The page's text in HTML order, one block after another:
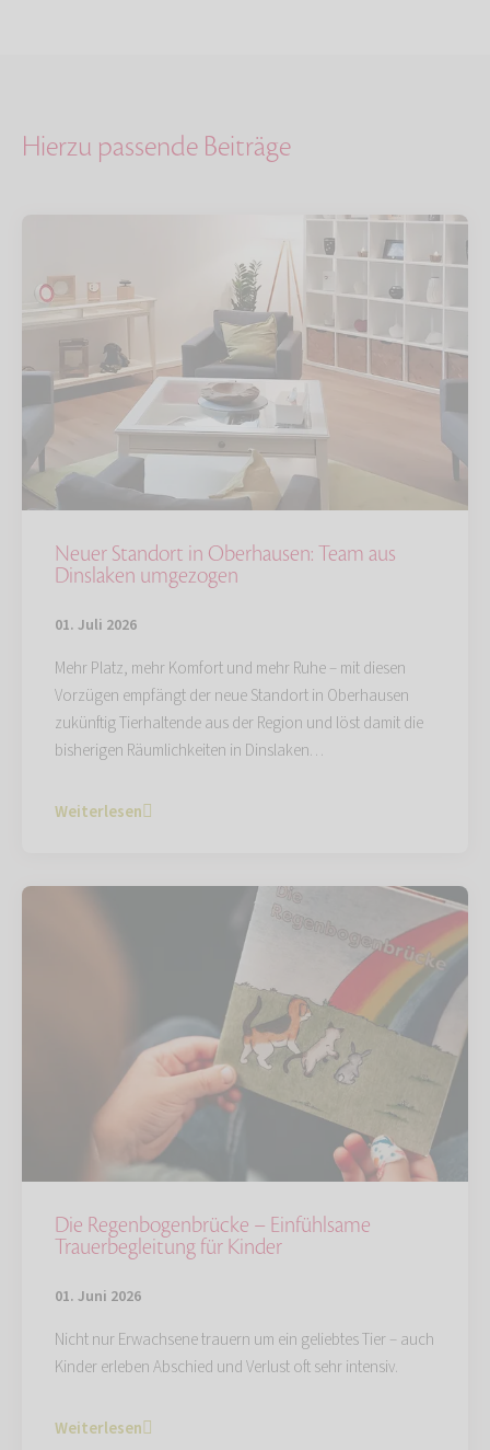
Hierzu passende Beiträge
Neuer Standort in Oberhausen: Team aus
Dinslaken umgezogen
01. Juli 2026
Mehr Platz, mehr Komfort und mehr Ruhe – mit diesen
Vorzügen empfängt der neue Standort in Oberhausen
zukünftig Tierhaltende aus der Region und löst damit die
bisherigen Räumlichkeiten in Dinslaken…
Weiterlesen
Die Regenbogenbrücke – Einfühlsame
Trauerbegleitung für Kinder
01. Juni 2026
Nicht nur Erwachsene trauern um ein geliebtes Tier – auch
Kinder erleben Abschied und Verlust oft sehr intensiv.
Weiterlesen